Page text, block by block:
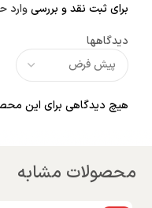
دیدگاهها
هیچ دیدگاهی برای این
برای ثبت نقد و بررسیوارد
محصولات مشابه